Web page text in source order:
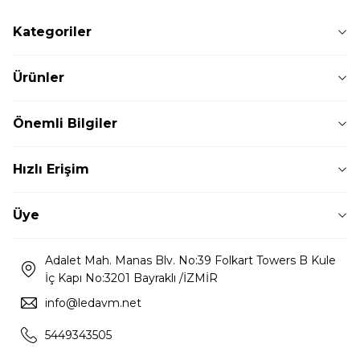
Kategoriler
Ürünler
Önemli Bilgiler
Hızlı Erişim
Üye
Adalet Mah. Manas Blv. No:39 Folkart Towers B Kule
İç Kapı No:3201 Bayraklı /İZMİR
info@ledavm.net
5449343505